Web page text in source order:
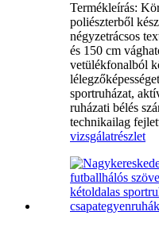
Termékleírás:
poliészterből
négyzetrácsos
és 150 cm
vetülékfonalból
sportruházat,
ruházati bélés
technikailag
vizsgálatrészlet